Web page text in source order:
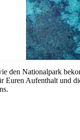
den Nationalpark
Aufenthalt und